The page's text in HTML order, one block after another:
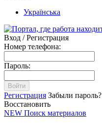
Українська
Вход / Регистрация
Номер телефона:
Пароль:
Войти
Регистрация Забыли пароль?
Восстановить
NEW Поиск материалов